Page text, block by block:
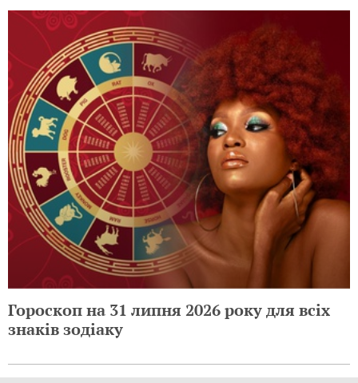
Гороскоп на 31 липня 2026 року для всіх
знаків зодіаку